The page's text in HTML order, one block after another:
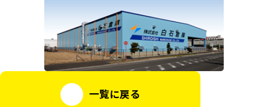
一覧に戻る